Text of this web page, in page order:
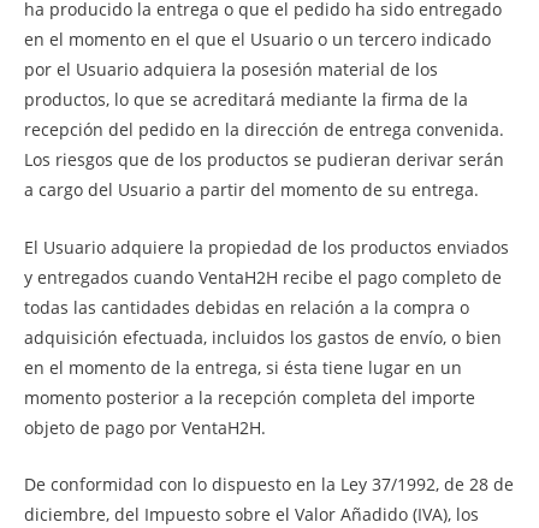
ha producido la entrega o que el pedido ha sido entregado
en el momento en el que el Usuario o un tercero indicado
por el Usuario adquiera la posesión material de los
productos, lo que se acreditará mediante la firma de la
recepción del pedido en la dirección de entrega convenida.
Los riesgos que de los productos se pudieran derivar serán
a cargo del Usuario a partir del momento de su entrega.
El Usuario adquiere la propiedad de los productos enviados
y entregados cuando VentaH2H recibe el pago completo de
todas las cantidades debidas en relación a la compra o
adquisición efectuada, incluidos los gastos de envío, o bien
en el momento de la entrega, si ésta tiene lugar en un
momento posterior a la recepción completa del importe
objeto de pago por VentaH2H.
De conformidad con lo dispuesto en la Ley 37/1992, de 28 de
diciembre, del Impuesto sobre el Valor Añadido (IVA), los